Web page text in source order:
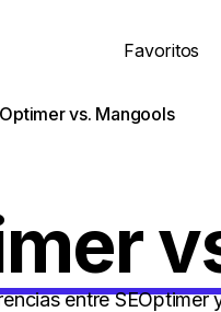
Favoritos
vs. Mangools
entre